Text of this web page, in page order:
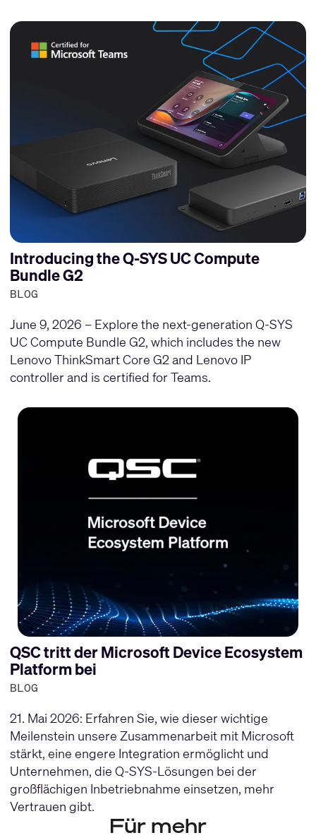
Introducing the Q-SYS UC Compute
Bundle G2
BLOG
June 9, 2026 – Explore the next-generation Q-SYS
UC Compute Bundle G2, which includes the new
Lenovo ThinkSmart Core G2 and Lenovo IP
controller and is certified for Teams.
QSC tritt der Microsoft Device Ecosystem
Platform bei
BLOG
21. Mai 2026: Erfahren Sie, wie dieser wichtige
Meilenstein unsere Zusammenarbeit mit Microsoft
stärkt, eine engere Integration ermöglicht und
Unternehmen, die Q-SYS-Lösungen bei der
großflächigen Inbetriebnahme einsetzen, mehr
Vertrauen gibt.
Für mehr